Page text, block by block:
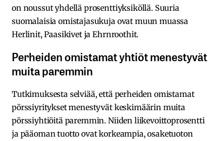
on noussut yhdellä prosenttiyksiköllä. Suuria
suomalaisia omistajasukuja ovat muun muassa
Herlinit, Paasikivet ja Ehrnroothit.
Perheiden omistamat yhtiöt menestyvät
muita paremmin
Tutkimuksesta selviää, että perheiden omistamat
pörssiyritykset menestyvät keskimäärin muita
pörssiyhtiöitä paremmin. Niiden liikevoittoprosentti
ja pääoman tuotto ovat korkeampia, osaketuoton